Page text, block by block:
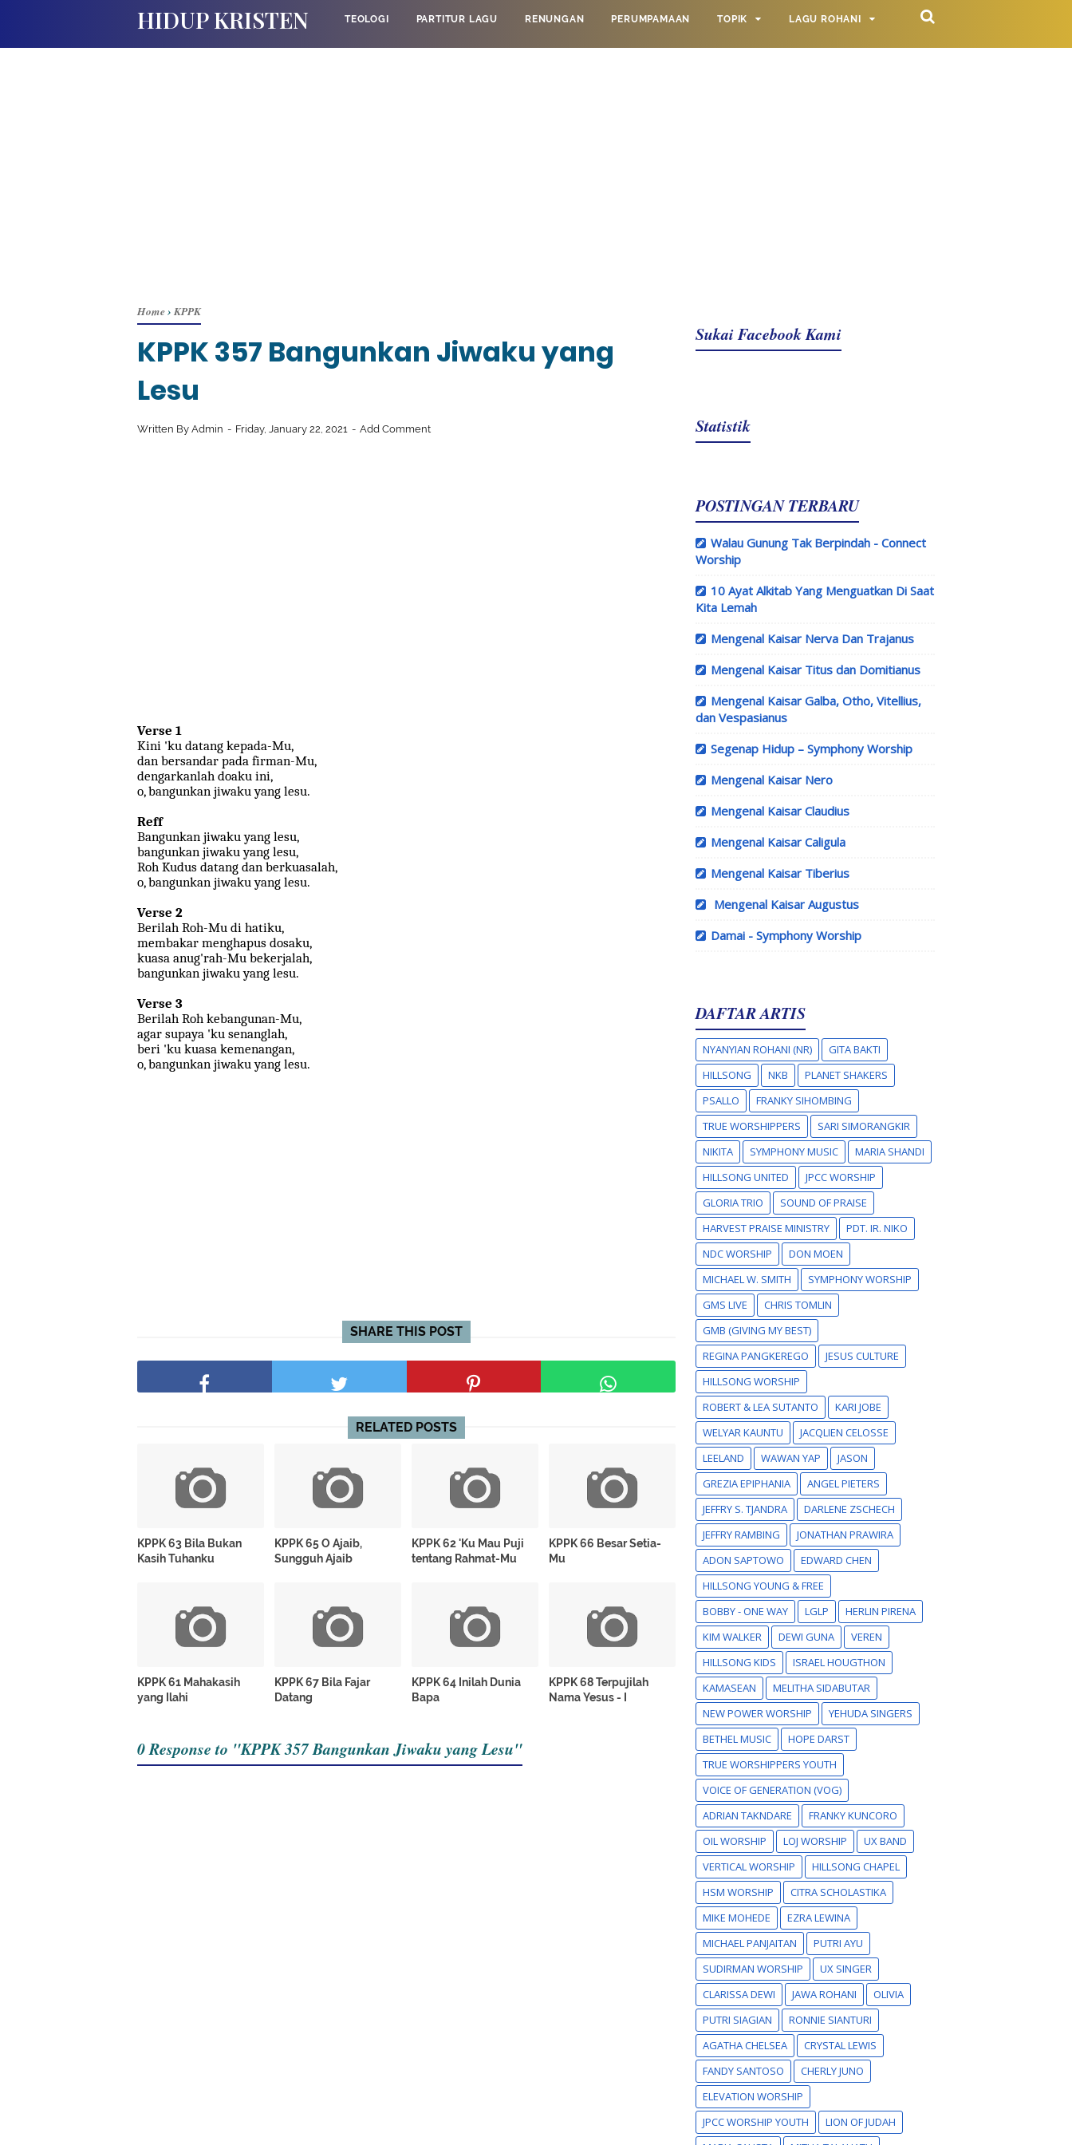
HIDUP KRISTEN TEOLOGI PARTITUR LAGU RENUNGAN PERUMPAMAAN TOPIK LAGU ROHANI
Home› KPPK
KPPK 357 Bangunkan Jiwaku yang
Lesu
Written By Admin Friday, January 22, 2021 Add Comment
Verse 1
Kini 'ku datang kepada-Mu,
dan bersandar pada firman-Mu,
dengarkanlah doaku ini,
o, bangunkan jiwaku yang lesu.
Reff
Bangunkan jiwaku yang lesu,
bangunkan jiwaku yang lesu,
Roh Kudus datang dan berkuasalah,
o, bangunkan jiwaku yang lesu.
Verse 2
Berilah Roh-Mu di hatiku,
membakar menghapus dosaku,
kuasa anug'rah-Mu bekerjalah,
bangunkan jiwaku yang lesu.
Verse 3
Berilah Roh kebangunan-Mu,
agar supaya 'ku senanglah,
beri 'ku kuasa kemenangan,
o, bangunkan jiwaku yang lesu.
SHARE THIS POST
RELATED POSTS
KPPK 63 Bila Bukan
Kasih Tuhanku
KPPK 65 O Ajaib,
Sungguh Ajaib
KPPK 62 'Ku Mau Puji
tentang Rahmat-Mu
KPPK 66 Besar Setia-
Mu
KPPK 61 Mahakasih
yang Ilahi
KPPK 67 Bila Fajar
Datang
KPPK 64 Inilah Dunia
Bapa
KPPK 68 Terpujilah
Nama Yesus - I
0 Response to "KPPK 357 Bangunkan Jiwaku yang Lesu"
Sukai Facebook Kami
Statistik
POSTINGAN TERBARU
Walau Gunung Tak Berpindah - Connect
Worship
10 Ayat Alkitab Yang Menguatkan Di Saat
Kita Lemah
Mengenal Kaisar Nerva Dan Trajanus
Mengenal Kaisar Titus dan Domitianus
Mengenal Kaisar Galba, Otho, Vitellius,
dan Vespasianus
Segenap Hidup – Symphony Worship
Mengenal Kaisar Nero
Mengenal Kaisar Claudius
Mengenal Kaisar Caligula
Mengenal Kaisar Tiberius
Mengenal Kaisar Augustus
Damai - Symphony Worship
DAFTAR ARTIS
NYANYIAN ROHANI (NR)
GITA BAKTI
HILLSONG
NKB
PLANET SHAKERS
PSALLO
FRANKY SIHOMBING
TRUE WORSHIPPERS
SARI SIMORANGKIR
NIKITA
SYMPHONY MUSIC
MARIA SHANDI
HILLSONG UNITED
JPCC WORSHIP
GLORIA TRIO
SOUND OF PRAISE
HARVEST PRAISE MINISTRY
PDT. IR. NIKO
NDC WORSHIP
DON MOEN
MICHAEL W. SMITH
SYMPHONY WORSHIP
GMS LIVE
CHRIS TOMLIN
GMB (GIVING MY BEST)
REGINA PANGKEREGO
JESUS CULTURE
HILLSONG WORSHIP
ROBERT & LEA SUTANTO
KARI JOBE
WELYAR KAUNTU
JACQLIEN CELOSSE
LEELAND
WAWAN YAP
JASON
GREZIA EPIPHANIA
ANGEL PIETERS
JEFFRY S. TJANDRA
DARLENE ZSCHECH
JEFFRY RAMBING
JONATHAN PRAWIRA
ADON SAPTOWO
EDWARD CHEN
HILLSONG YOUNG & FREE
BOBBY - ONE WAY
LGLP
HERLIN PIRENA
KIM WALKER
DEWI GUNA
VEREN
HILLSONG KIDS
ISRAEL HOUGTHON
KAMASEAN
MELITHA SIDABUTAR
NEW POWER WORSHIP
YEHUDA SINGERS
BETHEL MUSIC
HOPE DARST
TRUE WORSHIPPERS YOUTH
VOICE OF GENERATION (VOG)
ADRIAN TAKNDARE
FRANKY KUNCORO
OIL WORSHIP
LOJ WORSHIP
UX BAND
VERTICAL WORSHIP
HILLSONG CHAPEL
HSM WORSHIP
CITRA SCHOLASTIKA
MIKE MOHEDE
EZRA LEWINA
MICHAEL PANJAITAN
PUTRI AYU
SUDIRMAN WORSHIP
UX SINGER
CLARISSA DEWI
JAWA ROHANI
OLIVIA
PUTRI SIAGIAN
RONNIE SIANTURI
AGATHA CHELSEA
CRYSTAL LEWIS
FANDY SANTOSO
CHERLY JUNO
ELEVATION WORSHIP
JPCC WORSHIP YOUTH
LION OF JUDAH